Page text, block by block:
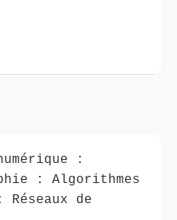
:
: Algorithmes
de